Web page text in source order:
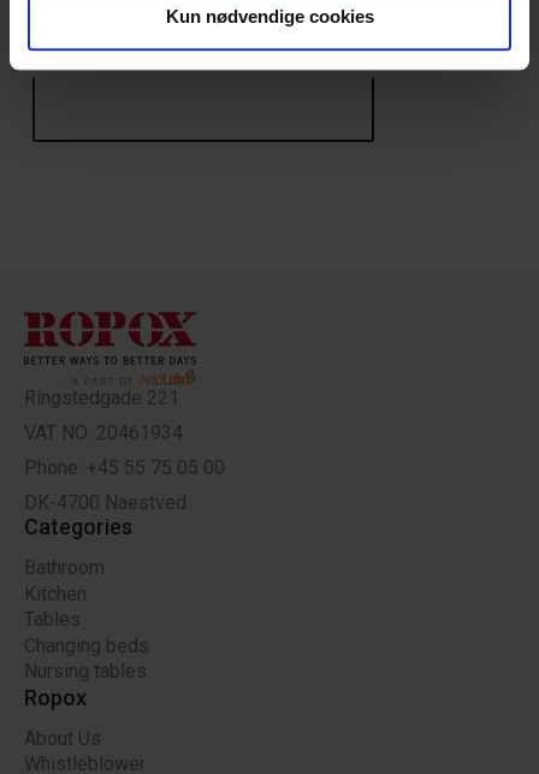
data med andre oplysninger, du har givet dem, eller som
de har indsamlet fra din brug af deres tjenester.
Kun nødvendige cookies
Ringstedgade 221
VAT NO: 20461934
Phone: +45 55 75 05 00
DK-4700 Naestved
Categories
Bathroom
Kitchen
Tables
Changing beds
Nursing tables
Ropox
About Us
Whistleblower